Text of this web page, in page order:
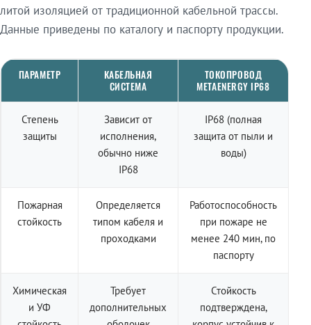
литой изоляцией от традиционной кабельной трассы.
Данные приведены по каталогу и паспорту продукции.
ПАРАМЕТР
КАБЕЛЬНАЯ
СИСТЕМА
ТОКОПРОВОД
METAENERGY IP68
Степень
защиты
Зависит от
исполнения,
обычно ниже
IP68
IP68 (полная
защита от пыли и
воды)
Пожарная
стойкость
Определяется
типом кабеля и
проходками
Работоспособность
при пожаре не
менее 240 мин, по
паспорту
Химическая
и УФ
Требует
дополнительных
Стойкость
подтверждена,